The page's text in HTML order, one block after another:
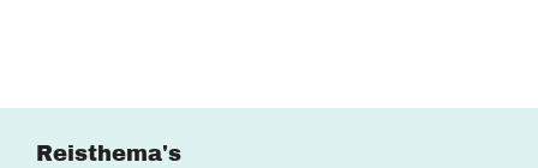
Reisthema's